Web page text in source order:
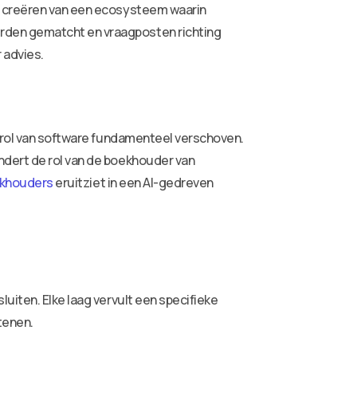
van een ecosysteem waarin
gematcht en vraagposten richting
van software fundamenteel verschoven.
de rol van de boekhouder van
eruitziet in een AI-gedreven
Elke laag vervult een specifieke